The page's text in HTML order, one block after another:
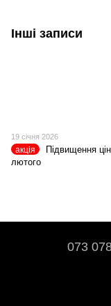
Інші записи
19 січня 2026
акція
Підвищення
лютого
073